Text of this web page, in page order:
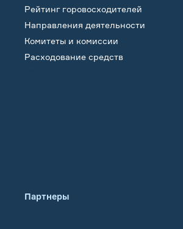
Рейтинг горовосходителей
Направления деятельности
Комитеты и комиссии
Расходование средств
Партнеры